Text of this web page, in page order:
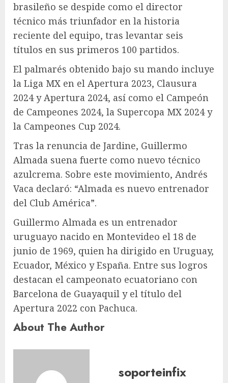
brasileño se despide como el director
técnico más triunfador en la historia
reciente del equipo, tras levantar seis
títulos en sus primeros 100 partidos.
El palmarés obtenido bajo su mando incluye
la Liga MX en el Apertura 2023, Clausura
2024 y Apertura 2024, así como el Campeón
de Campeones 2024, la Supercopa MX 2024 y
la Campeones Cup 2024.
Tras la renuncia de Jardine, Guillermo
Almada suena fuerte como nuevo técnico
azulcrema. Sobre este movimiento, Andrés
Vaca declaró: “Almada es nuevo entrenador
del Club América”.
Guillermo Almada es un entrenador
uruguayo nacido en Montevideo el 18 de
junio de 1969, quien ha dirigido en Uruguay,
Ecuador, México y España. Entre sus logros
destacan el campeonato ecuatoriano con
Barcelona de Guayaquil y el título del
Apertura 2022 con Pachuca.
About The Author
soporteinfix